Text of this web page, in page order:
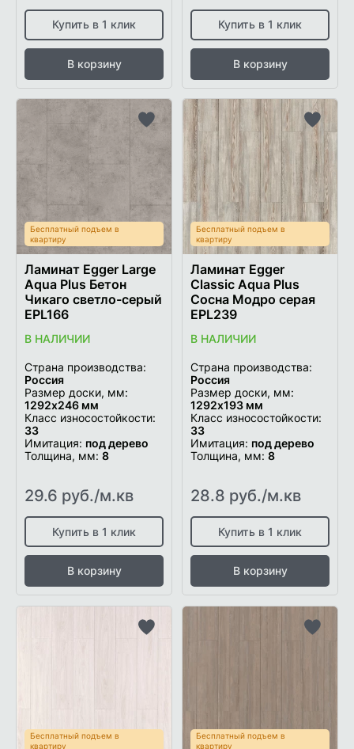
Купить в 1 клик
В корзину
Купить в 1 клик
В корзину
Бесплатный подъем в
квартиру
Добавить
желаемого
Ламинат Egger Large
Aqua Plus Бетон
Чикаго светло-серый
EPL166
В НАЛИЧИИ
Страна производства:
Россия
Размер доски, мм:
1292x246 мм
Класс износостойкости:
33
Имитация: под дерево
Толщина, мм:8
29.6 руб./м.кв
Купить в 1 клик
В корзину
Бесплатный подъем в
квартиру
в
список
Ламинат Egger
Classic Aqua Plus
Сосна Модро серая
EPL239
В НАЛИЧИИ
Страна производства:
Россия
Размер доски, мм:
1292х193 мм
Класс износостойкости:
33
Имитация: под дерево
Толщина, мм:8
28.8 руб./м.кв
Купить в 1 клик
В корзину
Бесплатный подъем в
квартиру
Бесплатный подъем в
квартиру